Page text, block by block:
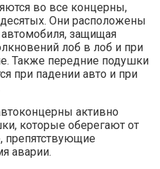
во все концерны,
Они расположены
защищая
лоб в лоб и при
Также передние подушки
при падении авто и при
активно
которые оберегают от
препятствующие
аварии.